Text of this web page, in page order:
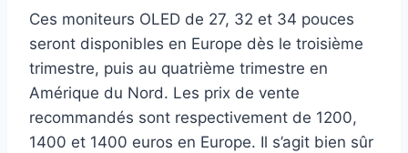
Ces moniteurs OLED de 27, 32 et 34 pouces
seront disponibles en Europe dès le troisième
trimestre, puis au quatrième trimestre en
Amérique du Nord. Les prix de vente
recommandés sont respectivement de 1200,
1400 et 1400 euros en Europe. Il s’agit bien sûr